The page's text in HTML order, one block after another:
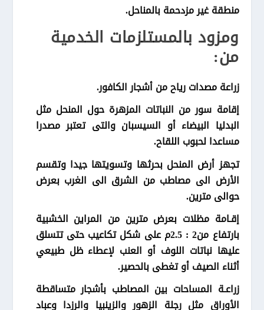
منطقة غير مزدحمة بالمناحل.
ومزود بالمستلزمات الخدمية
من:
زراعة مصدات رياح من أشجار الكافور.
إقامة سور من النباتات المزهرة حول المنحل مثل
البدليا البيضاء أو السيسبان والتى تعتبر مصدرا
مساعدا لحبوب اللقاح.
تجهز أرض المنحل بحرثها وتسويتها جيدا وتقسم
الأرض الى مصاطب من الشرق الى الغرب بعرض
حوالى مترين.
إقـامة مظلات بعرض مترين من المراين الخشبية
بارتفاع من2 : 2.5م على شكل تكاعيب حتى تتسلق
عليها نباتات اللوف أو العنب لإعطاء ظل طبيعي
أثناء الصيف أو تغطى بالحصير.
زراعـة المساحات بين المصاطب بأشجار متساقطة
الأوراق مثل رجلة الزهور والزينبيا والرزدا وعباد